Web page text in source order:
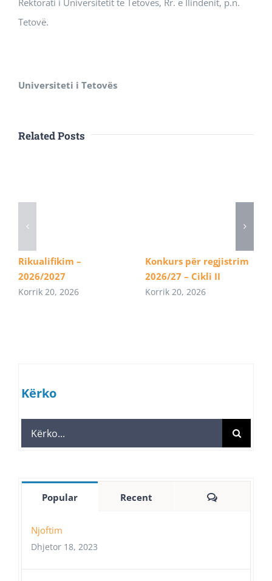
Rektorati i Universitetit të Tetovës, Rr. e Ilindenit, p.n.
Tetovë.
Universiteti i Tetovës
Related Posts
Rikualifikim –
2026/2027
Korrik 20, 2026
Konkurs për regjistrim
2026/27 – Cikli II
Korrik 20, 2026
Kërko
Search
for:
Popular Recent Comments
Njoftim
Dhjetor 18, 2023